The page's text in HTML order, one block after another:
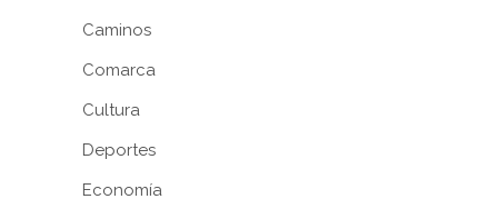
Caminos
Comarca
Cultura
Deportes
Economía